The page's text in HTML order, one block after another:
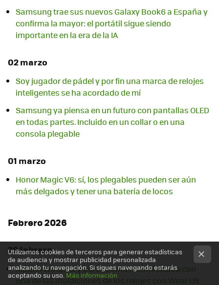
Samsung trae sus nuevos Galaxy Book6 a España y
confirma la mayor: el portátil sigue siendo
importante en la era de la IA
02 marzo
Soy jugador de pádel y por fin una marca de relojes
inteligentes se ha acordado de mí
Samsung ya piensa en un futuro con pantallas OLED
en todas partes. Incluido en un collar o en una
consola plegable
01 marzo
Honor Magic V6: sí, los plegables pueden ser aún
más delgados y tener una batería de locos
Febrero 2026
28 febrero
Xiaomi Watch 5: y así es como Xiaomi acaba con
una de las maldiciones de los relojes con Wear OS
Utilizamos cookies de terceros para generar estadísticas
de audiencia y mostrar publicidad personalizada
analizando tu navegación. Si sigues navegando estarás
aceptando su uso. Más información